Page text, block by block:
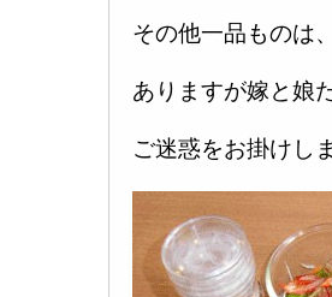
その他一品ものは
ありますが嫁と娘
ご迷惑をお掛けし